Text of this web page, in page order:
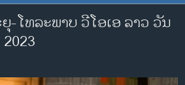
ນາທີບໍດີ ສະຫະລັດ 2024
-ໂທ​ລະ​ພາບ ວີໂອເອ ລາວ ວັນ​